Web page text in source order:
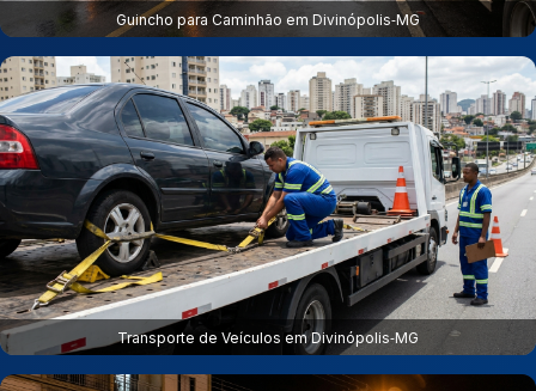
Guincho para Caminhão em Divinópolis‑MG
Transporte de Veículos em Divinópolis‑MG